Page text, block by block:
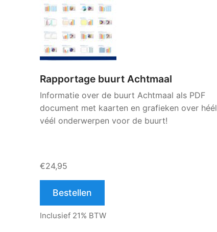
Rapportage buurt Achtmaal
Informatie over de buurt Achtmaal als PDF
document met kaarten en grafieken over héél
véél onderwerpen voor de buurt!
€24,95
Bestellen
Inclusief 21% BTW